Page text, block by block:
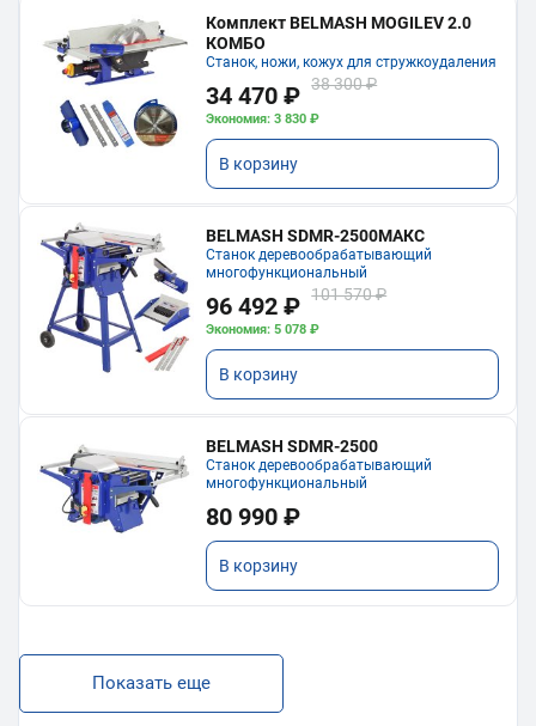
Комплект BELMASH MOGILEV 2.0
КОМБО
Станок, ножи, кожух для стружкоудаления
34 470 ₽ 38 300 ₽
Экономия: 3 830 ₽
В корзину
BELMASH SDMR-2500МАКС
Станок деревообрабатывающий
многофункциональный
96 492 ₽ 101 570 ₽
Экономия: 5 078 ₽
В корзину
BELMASH SDMR-2500
Станок деревообрабатывающий
многофункциональный
80 990 ₽
В корзину
Показать еще